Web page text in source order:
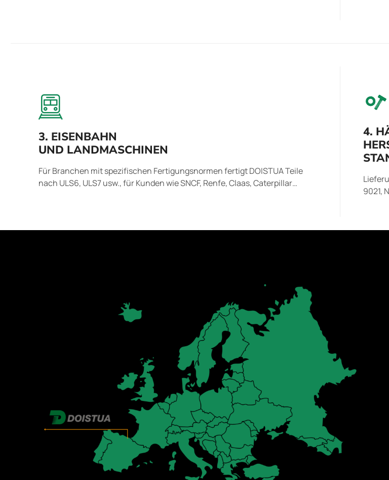
3. EISENBAHN
UND LANDMASCHINEN
Für Branchen mit spezifischen Fertigungsnormen fertigt DOISTUA Teile
nach ULS6, ULS7 usw., für Kunden wie SNCF, Renfe, Claas, Caterpillar…
4.
9021,